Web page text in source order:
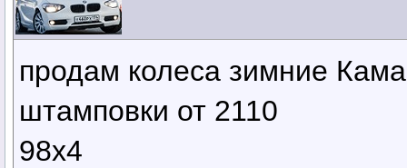
продам колеса зимние
штамповки от 2110
98х4